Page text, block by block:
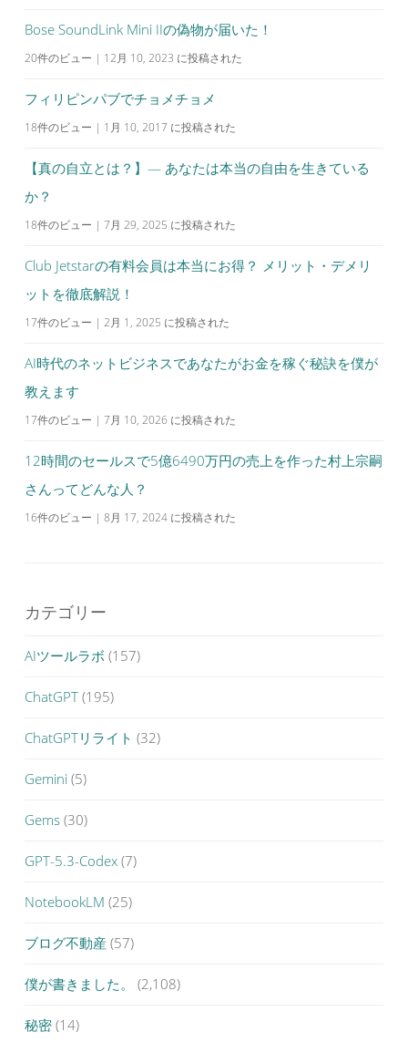
Bose SoundLink Mini IIの偽物が届いた！
20件のビュー | 12月 10, 2023 に投稿された
フィリピンパブでチョメチョメ
18件のビュー | 1月 10, 2017 に投稿された
【真の自立とは？】— あなたは本当の自由を生きている
か？
18件のビュー | 7月 29, 2025 に投稿された
Club Jetstarの有料会員は本当にお得？ メリット・デメリ
ットを徹底解説！
17件のビュー | 2月 1, 2025 に投稿された
AI時代のネットビジネスであなたがお金を稼ぐ秘訣を僕が
教えます
17件のビュー | 7月 10, 2026 に投稿された
12時間のセールスで5億6490万円の売上を作った村上宗嗣
さんってどんな人？
16件のビュー | 8月 17, 2024 に投稿された
カテゴリー
AIツールラボ (157)
ChatGPT (195)
ChatGPTリライト (32)
Gemini (5)
Gems (30)
GPT-5.3-Codex (7)
NotebookLM (25)
ブログ不動産 (57)
僕が書きました。 (2,108)
秘密 (14)